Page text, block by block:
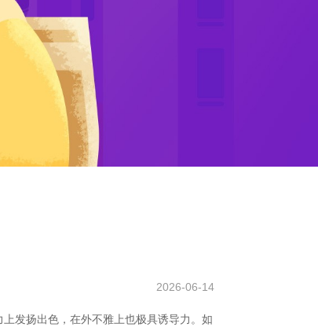
2026-06-14
发扬出色，在外不雅上也极具诱导力。如